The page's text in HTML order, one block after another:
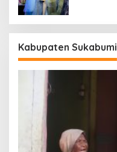
Kabupaten Sukabumi